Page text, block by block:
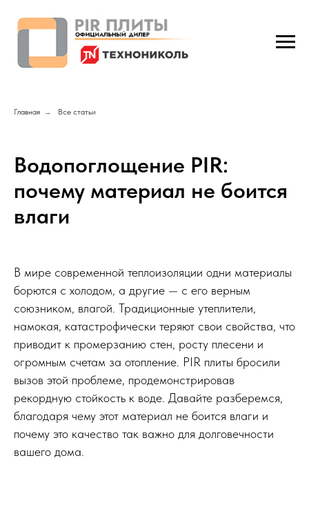
Главная → Все статьи
Водопоглощение PIR:
почему материал не боится
влаги
В мире современной теплоизоляции одни материалы
борются с холодом, а другие — с его верным
союзником, влагой. Традиционные утеплители,
намокая, катастрофически теряют свои свойства, что
приводит к промерзанию стен, росту плесени и
огромным счетам за отопление. PIR плиты бросили
вызов этой проблеме, продемонстрировав
рекордную стойкость к воде. Давайте разберемся,
благодаря чему этот материал не боится влаги и
почему это качество так важно для долговечности
вашего дома.